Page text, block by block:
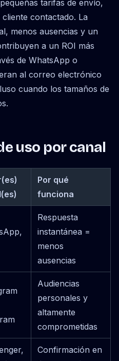
tarifas de envío,
contactado. La
menos ausencias y un
a un ROI más
de WhatsApp o
al correo electrónico
cuando los tamaños de
uso por canal
Por qué
funciona
Respuesta
instantánea =
menos
ausencias
Audiencias
personales y
altamente
comprometidas
Confirmación en